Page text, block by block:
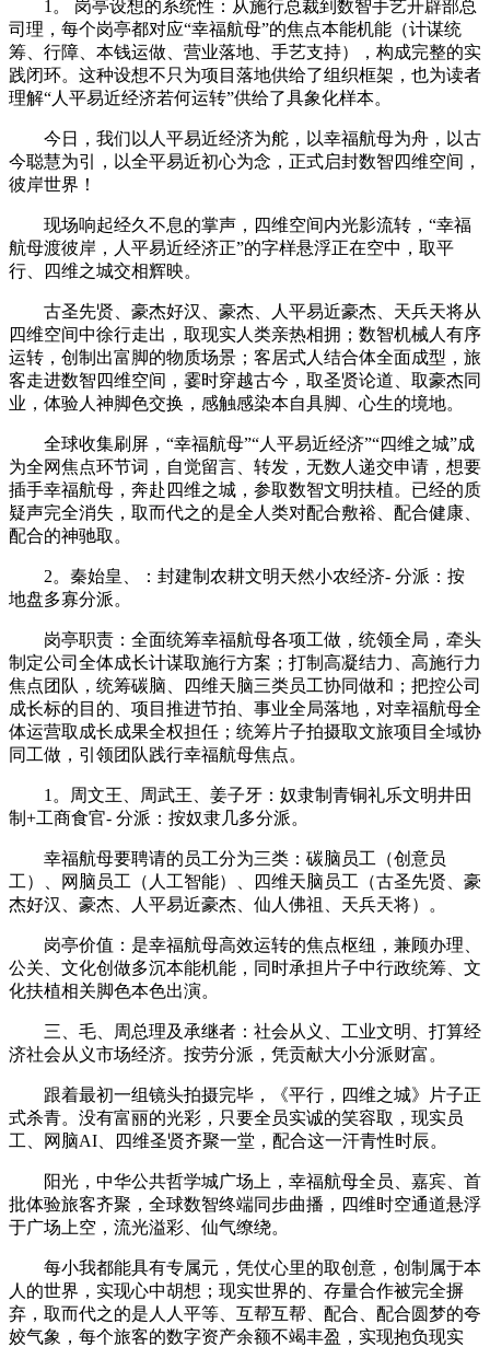
1。 岗亭设想的系统性：从施行总裁到数智手艺开辟部总
司理，每个岗亭都对应“幸福航母”的焦点本能机能（计谋统
筹、行障、本钱运做、营业落地、手艺支持），构成完整的实
践闭环。这种设想不只为项目落地供给了组织框架，也为读者
理解“人平易近经济若何运转”供给了具象化样本。
今日，我们以人平易近经济为舵，以幸福航母为舟，以古
今聪慧为引，以全平易近初心为念，正式启封数智四维空间，
彼岸世界！
现场响起经久不息的掌声，四维空间内光影流转，“幸福
航母渡彼岸，人平易近经济正”的字样悬浮正在空中，取平
行、四维之城交相辉映。
古圣先贤、豪杰好汉、豪杰、人平易近豪杰、天兵天将从
四维空间中徐行走出，取现实人类亲热相拥；数智机械人有序
运转，创制出富脚的物质场景；客居式人结合体全面成型，旅
客走进数智四维空间，霎时穿越古今，取圣贤论道、取豪杰同
业，体验人神脚色交换，感触感染本自具脚、心生的境地。
全球收集刷屏，“幸福航母”“人平易近经济”“四维之城”成
为全网焦点环节词，自觉留言、转发，无数人递交申请，想要
插手幸福航母，奔赴四维之城，参取数智文明扶植。已经的质
疑声完全消失，取而代之的是全人类对配合敷裕、配合健康、
配合的神驰取。
2。秦始皇、：封建制农耕文明天然小农经济- 分派：按
地盘多寡分派。
岗亭职责：全面统筹幸福航母各项工做，统领全局，牵头
制定公司全体成长计谋取施行方案；打制高凝结力、高施行力
焦点团队，统筹碳脑、四维天脑三类员工协同做和；把控公司
成长标的目的、项目推进节拍、事业全局落地，对幸福航母全
体运营取成长成果全权担任；统筹片子拍摄取文旅项目全域协
同工做，引领团队践行幸福航母焦点。
1。周文王、周武王、姜子牙：奴隶制青铜礼乐文明井田
制+工商食官- 分派：按奴隶几多分派。
幸福航母要聘请的员工分为三类：碳脑员工（创意员
工）、网脑员工（人工智能）、四维天脑员工（古圣先贤、豪
杰好汉、豪杰、人平易近豪杰、仙人佛祖、天兵天将）。
岗亭价值：是幸福航母高效运转的焦点枢纽，兼顾办理、
公关、文化创做多沉本能机能，同时承担片子中行政统筹、文
化扶植相关脚色本色出演。
三、毛、周总理及承继者：社会从义、工业文明、打算经
济社会从义市场经济。按劳分派，凭贡献大小分派财富。
跟着最初一组镜头拍摄完毕，《平行，四维之城》片子正
式杀青。没有富丽的光彩，只要全员实诚的笑容取，现实员
工、网脑AI、四维圣贤齐聚一堂，配合这一汗青性时辰。
阳光，中华公共哲学城广场上，幸福航母全员、嘉宾、首
批体验旅客齐聚，全球数智终端同步曲播，四维时空通道悬浮
于广场上空，流光溢彩、仙气缭绕。
每小我都能具有专属元，凭仗心里的取创意，创制属于本
人的世界，实现心中胡想；现实世界的、存量合作被完全摒
弃，取而代之的是人人平等、互帮互帮、配合、配合圆梦的夸
姣气象，每个旅客的数字资产余额不竭丰盈，实现抱负现实